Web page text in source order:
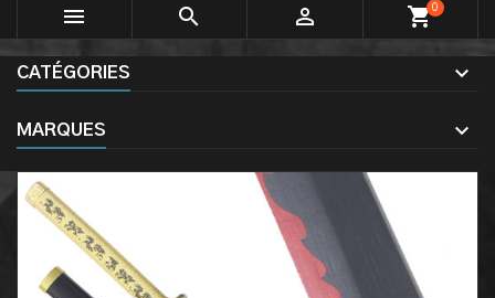
   shopping_cart0
CATÉGORIES
MARQUES